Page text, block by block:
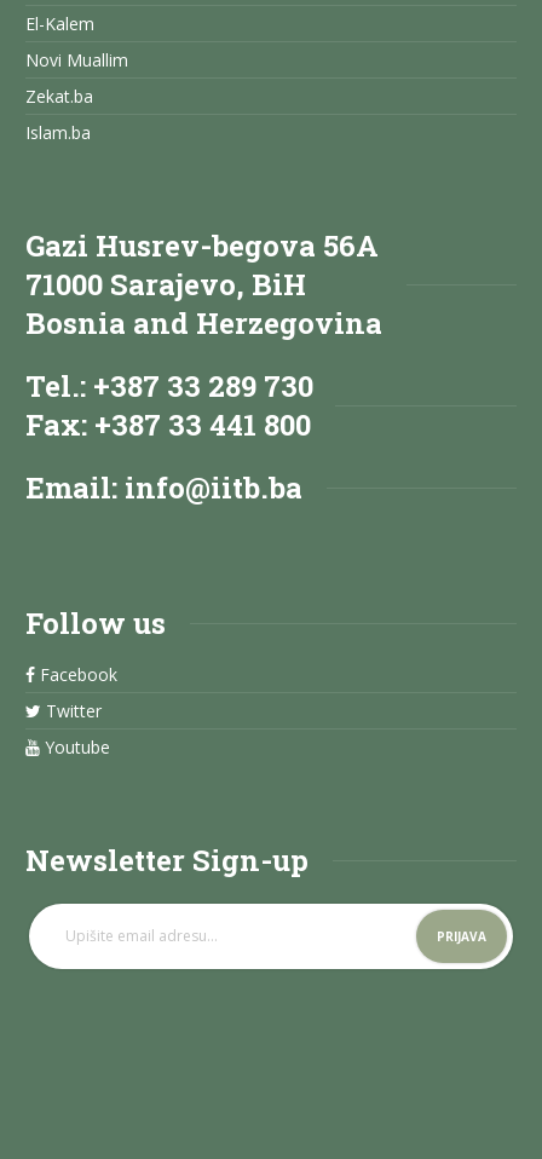
El-Kalem
Novi Muallim
Zekat.ba
Islam.ba
Gazi Husrev-begova 56A
71000 Sarajevo, BiH
Bosnia and Herzegovina
Tel.: +387 33 289 730
Fax: +387 33 441 800
Email: info@iitb.ba
Follow us
Facebook
Twitter
Youtube
Newsletter Sign-up